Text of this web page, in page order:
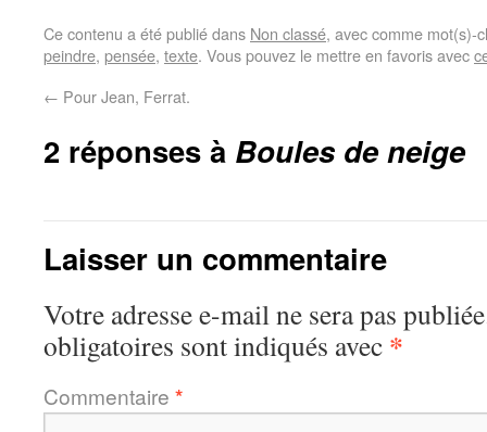
Ce contenu a été publié dans Non classé, avec comme mot(s)-
peindre, pensée, texte. Vous pouvez le mettre en favoris avec
← Pour Jean, Ferrat.
2 réponses à Boules de neige
Laisser un commentaire
Votre adresse e-mail ne sera pas
obligatoires sont indiqués avec *
Commentaire *